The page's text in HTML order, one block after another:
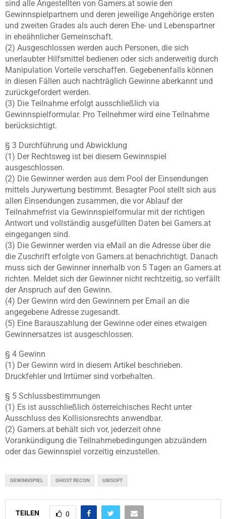
sind alle Angestellten von Gamers.at sowie den
Gewinnspielpartnern und deren jeweilige Angehörige ersten
und zweiten Grades als auch deren Ehe- und Lebenspartner
in eheähnlicher Gemeinschaft.
(2) Ausgeschlossen werden auch Personen, die sich
unerlaubter Hilfsmittel bedienen oder sich anderweitig durch
Manipulation Vorteile verschaffen. Gegebenenfalls können
in diesen Fällen auch nachträglich Gewinne aberkannt und
zurückgefordert werden.
(3) Die Teilnahme erfolgt ausschließlich via
Gewinnspielformular. Pro Teilnehmer wird eine Teilnahme
berücksichtigt.
§ 3 Durchführung und Abwicklung
(1) Der Rechtsweg ist bei diesem Gewinnspiel
ausgeschlossen.
(2) Die Gewinner werden aus dem Pool der Einsendungen
mittels Jurywertung bestimmt. Besagter Pool stellt sich aus
allen Einsendungen zusammen, die vor Ablauf der
Teilnahmefrist via Gewinnspielformular mit der richtigen
Antwort und vollständig ausgefüllten Daten bei Gamers.at
eingegangen sind.
(3) Die Gewinner werden via eMail an die Adresse über die
die Zuschrift erfolgte von Gamers.at benachrichtigt. Danach
muss sich der Gewinner innerhalb von 5 Tagen an Gamers.at
richten. Meldet sich der Gewinner nicht rechtzeitig, so verfällt
der Anspruch auf den Gewinn.
(4) Der Gewinn wird den Gewinnern per Email an die
angegebene Adresse zugesandt.
(5) Eine Barauszahlung der Gewinne oder eines etwaigen
Gewinnersatzes ist ausgeschlossen.
§ 4 Gewinn
(1) Der Gewinn wird in diesem Artikel beschrieben.
Druckfehler und Irrtümer sind vorbehalten.
§ 5 Schlussbestimmungen
(1) Es ist ausschließlich österreichisches Recht unter
Ausschluss des Kollisionsrechts anwendbar.
(2) Gamers.at behält sich vor, jederzeit ohne
Vorankündigung die Teilnahmebedingungen abzuändern
oder das Gewinnspiel vorzeitig einzustellen.
GEWINNSPIEL GHOST RECON UBISOFT
TEILEN 0